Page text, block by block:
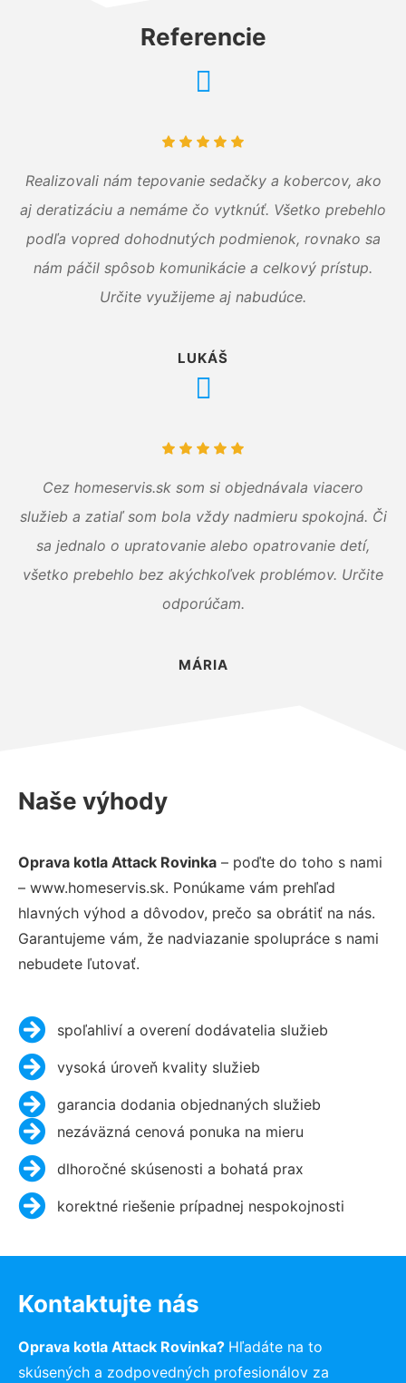
Referencie
Realizovali nám tepovanie sedačky a kobercov, ako
aj deratizáciu a nemáme čo vytknúť. Všetko prebehlo
podľa vopred dohodnutých podmienok, rovnako sa
nám páčil spôsob komunikácie a celkový prístup.
Určite využijeme aj nabudúce.
LUKÁŠ
Cez homeservis.sk som si objednávala viacero
služieb a zatiaľ som bola vždy nadmieru spokojná. Či
sa jednalo o upratovanie alebo opatrovanie detí,
všetko prebehlo bez akýchkoľvek problémov. Určite
odporúčam.
MÁRIA
Naše výhody
Oprava kotla Attack Rovinka – poďte do toho s nami
– www.homeservis.sk. Ponúkame vám prehľad
hlavných výhod a dôvodov, prečo sa obrátiť na nás.
Garantujeme vám, že nadviazanie spolupráce s nami
nebudete ľutovať.
spoľahliví a overení dodávatelia služieb
vysoká úroveň kvality služieb
garancia dodania objednaných služieb
nezáväzná cenová ponuka na mieru
dlhoročné skúsenosti a bohatá prax
korektné riešenie prípadnej nespokojnosti
Kontaktujte nás
Oprava kotla Attack Rovinka? Hľadáte na to
skúsených a zodpovedných profesionálov za